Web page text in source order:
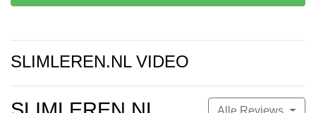
SLIMLEREN.NL VIDEO